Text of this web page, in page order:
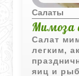
Салаты
Мимоза
Салат
легким,
яиц и